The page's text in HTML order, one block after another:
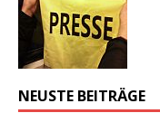
NEUSTE BEITRÄGE